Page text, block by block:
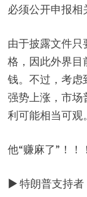
必须公开申报相
由于披露文件
格，因此外界目
钱。不过，考虑
强势上涨，市场
利可能相当可观。
他“赚麻了”！！！
▶ 特朗普支持者